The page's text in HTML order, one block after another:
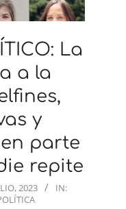
La
a la
y
parte
repite
2023
IN: